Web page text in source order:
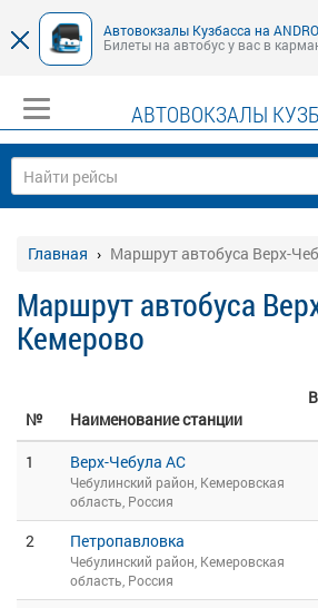
Автовокзалы Кузбасса на
Билеты на автобус у вас в
АВТОВОКЗАЛЫ
Главная Маршрут автобуса Верх-
Маршрут автобуса
Кемерово
№ Наименование станции
1
Верх-Чебула АС
Чебулинский район, Кемеровская
область, Россия
2 Петропавловка
Чебулинский район, Кемеровская
область, Россия